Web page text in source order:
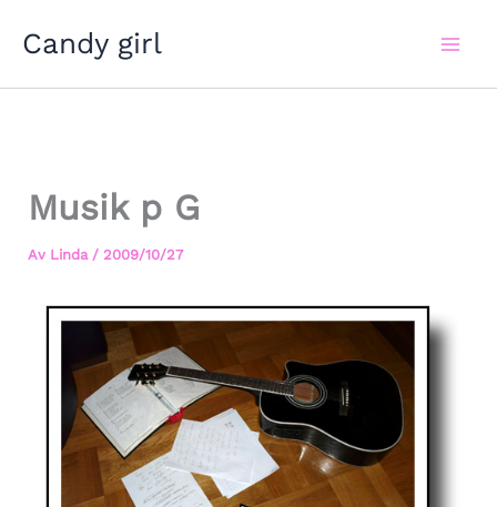
Candy girl
Musik p G
Av Linda / 2009/10/27